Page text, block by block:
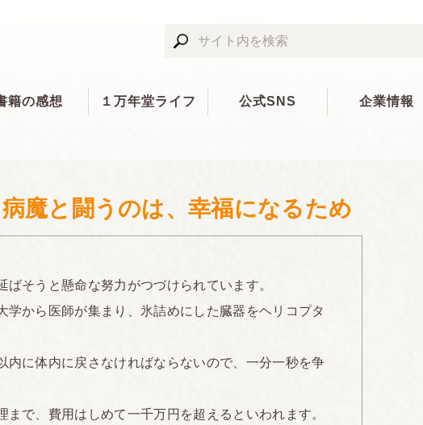
籍の感想 １万年堂ライフ 公式SNS 企業情報
魔と闘うのは、幸福になるため
そうと懸命な努力がつづけられています。
から医師が集まり、氷詰めにした臓器をヘリコプタ
に体内に戻さなければならないので、一分一秒を争
で、費用はしめて一千万円を超えるといわれます。